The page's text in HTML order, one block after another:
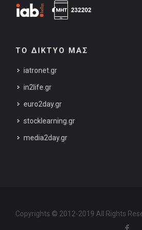
ΤΟ ΔΙΚΤΥΟ ΜΑΣ
iatronet.gr
in2life.gr
euro2day.gr
stocklearning.gr
media2day.gr
Copyrights © 2012-2019 All Rights